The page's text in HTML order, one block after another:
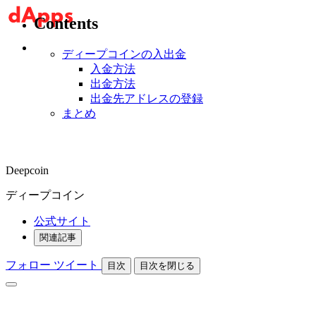
Deepcoin
ディープコイン
公式サイト
関連記事
フォロー ツイート 目次 目次を閉じる
Contents
ディープコインの入出金
入金方法
出金方法
出金先アドレスの登録
まとめ